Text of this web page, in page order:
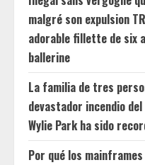
malgré son expulsion
adorable fillette de six
ballerine
La familia de tres
devastador incendio
Wylie Park ha sido
Por qué los